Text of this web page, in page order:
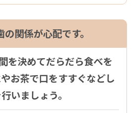
関係が心配です。
を決めてだらだら食べを
お茶で口をすすぐなどし
いましょう。